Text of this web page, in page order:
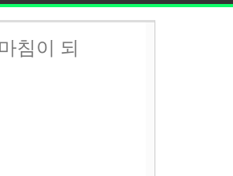
침이 되